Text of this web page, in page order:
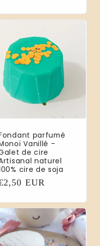
parfumé
Vanillé -
de cire
naturel
cire de soja
EUR